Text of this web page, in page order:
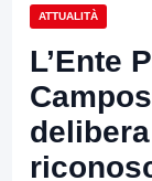
ATTUALITÀ
L’Ente